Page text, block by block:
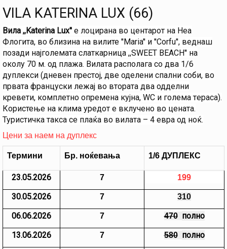
VILA KATERINA LUX (66)
Вила ,,Katerina Lux'' е лоцирана во центарот на Неа
Флогита, во близина на вилите ''Maria'' и ''Corfu'', веднаш
позади најголемата слаткарница ,,SWEET BEACH'' на
околу 70 м. од плажа. Вилата располага со два 1/6
дуплекси (дневен престој, две оделени спални соби, во
првата француски лежај во втората два одделни
кревети, комплетно опремена кујна, WC и голема тeраса).
Користење на клима уредот е вклучено во цената.
Туристичка такса се плаќа во вилата – 4 евра од ноќ.
Цени за наем на дуплекс
Термини Бр. ноќевања 1/6 ДУПЛЕКС
23.05.2026 7 199
30.05.2026 7 310
06.06.2026 7 470 полно
13.06.2026
7 580 полно